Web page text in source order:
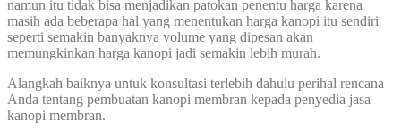
namun itu tidak bisa menjadikan patokan penentu harga karena
masih ada beberapa hal yang menentukan harga kanopi itu sendiri
seperti semakin banyaknya volume yang dipesan akan
memungkinkan harga kanopi jadi semakin lebih murah.
Alangkah baiknya untuk konsultasi terlebih dahulu perihal rencana
Anda tentang pembuatan kanopi membran kepada penyedia jasa
kanopi membran.